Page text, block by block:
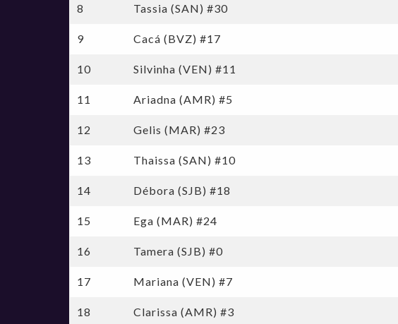
8 Tassia (SAN) #30
9 Cacá (BVZ) #17
10 Silvinha (VEN) #11
11 Ariadna (AMR) #5
12 Gelis (MAR) #23
13 Thaissa (SAN) #10
14 Débora (SJB) #18
15 Ega (MAR) #24
16 Tamera (SJB) #0
17 Mariana (VEN) #7
18 Clarissa (AMR) #3